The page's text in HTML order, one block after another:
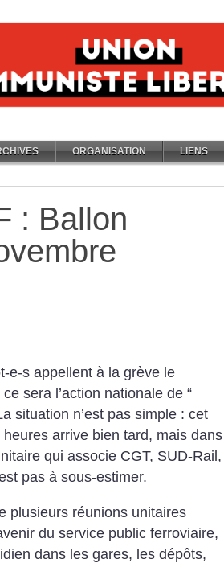
ORGANISATION LIENS
: Ballon
e-s appellent à la grève le
sera l’action nationale de “
situation n’est pas simple : cet
arrive bien tard, mais dans
qui associe CGT, SUD-Rail,
pas à sous-estimer.
plusieurs réunions unitaires
du service public ferroviaire,
dans les gares, les dépôts,